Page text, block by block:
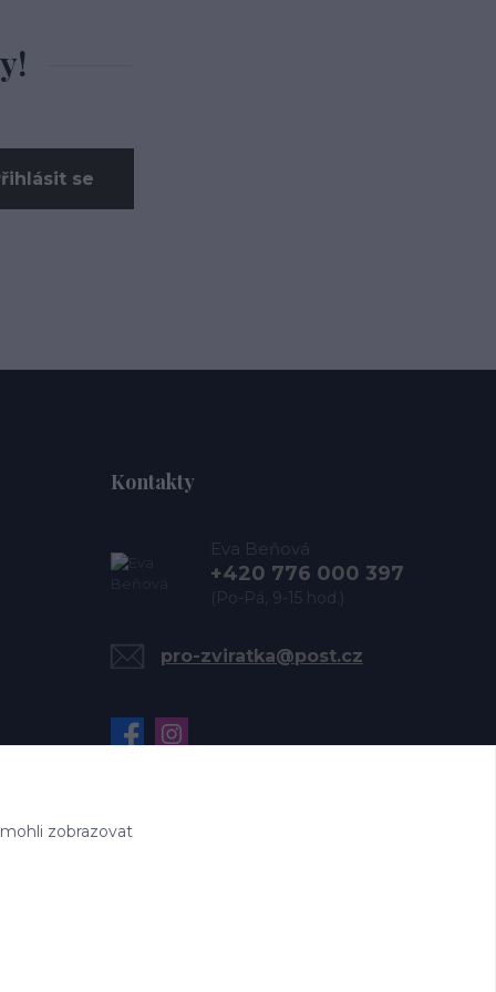
se
Kontakty
Eva Beňová
+420 776 000 397
(Po-Pá, 9-15 hod.)
pro-zviratka@post.cz
zobrazovat